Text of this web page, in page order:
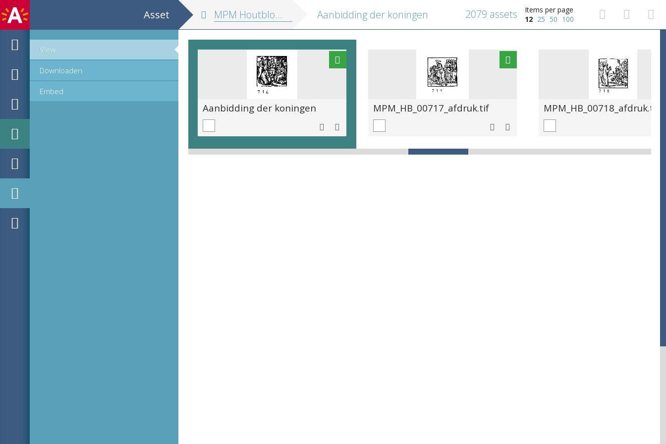
Asset
View
Downloaden
Embed
MPM Houtblokken vol. 1: Religieuze illustraties en Emblemata Aanbidding der koningen
Items per page
12 25 50 100
2079 assets
Aanbidding der koningen MPM_HB_00717_afdruk.tif MPM_HB_00718_afdruk.tif